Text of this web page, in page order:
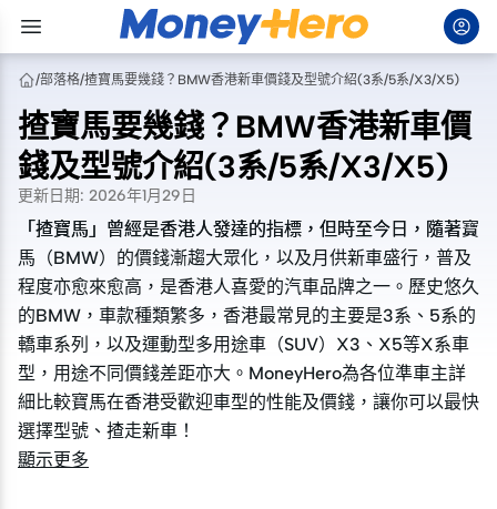
/部落格/揸寶馬要幾錢？BMW香港新車價錢及型號介紹(3系/5系/X3/X5)
揸寶馬要幾錢？BMW香港新車價
錢及型號介紹(3系/5系/X3/X5)
更新日期: 2026年1月29日
「揸寶馬」曾經是香港人發達的指標，但時至今日，隨著寶
馬（BMW）的價錢漸趨大眾化，以及月供新車盛行，普及
程度亦愈來愈高，是香港人喜愛的汽車品牌之一。歷史悠久
的BMW，車款種類繁多，香港最常見的主要是3系、5系的
轎車系列，以及運動型多用途車（SUV）X3、X5等X系車
型，用途不同價錢差距亦大。MoneyHero為各位準車主詳
細比較寶馬在香港受歡迎車型的性能及價錢，讓你可以最快
選擇型號、揸走新車！
「揸寶馬」曾經是香港人發達的指標，但時至今日，隨著寶
馬（BMW）的價錢漸趨大眾化，以及月供新車盛行，普及
程度亦愈來愈高，是香港人喜愛的汽車品牌之一。歷史悠久
的BMW，車款種類繁多，香港最常見的主要是3系、5系的
轎車系列，以及運動型多用途車（SUV）X3、X5等X系車
型，用途不同價錢差距亦大。MoneyHero為各位準車主詳
細比較寶馬在香港受歡迎車型的性能及價錢，讓你可以最快
選擇型號、揸走新車！
顯示更多